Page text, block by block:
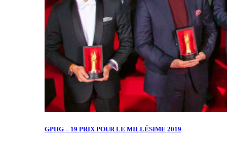
GPHG – 19 PRIX POUR LE MILLÉSIME 2019